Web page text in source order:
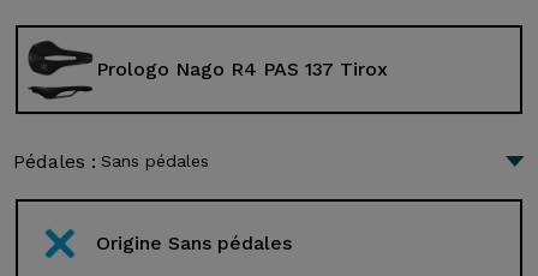
Prologo Nago R4 PAS 137 Tirox
Pédales : Sans pédales
Origine Sans pédales